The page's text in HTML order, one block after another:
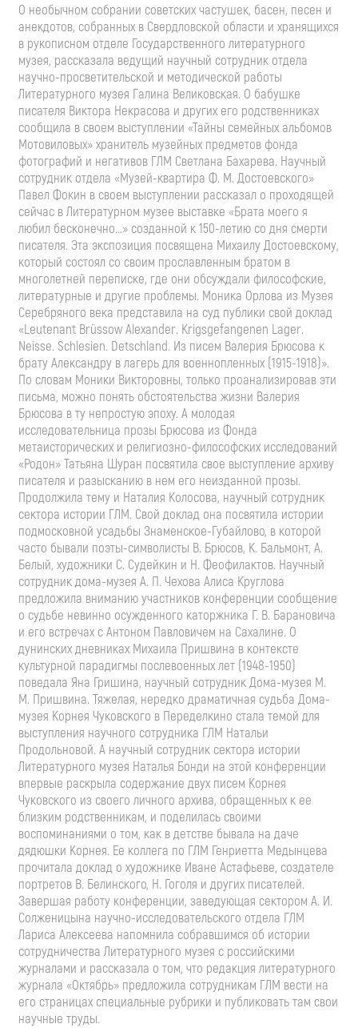
О необычном собрании советских частушек, басен, песен и
анекдотов, собранных в Свердловской области и хранящихся
в рукописном отделе Государственного литературного
музея, рассказала ведущий научный сотрудник отдела
научно-просветительской и методической работы
Литературного музея Галина Великовская. О бабушке
писателя Виктора Некрасова и других его родственниках
сообщила в своем выступлении «Тайны семейных альбомов
Мотовиловых» хранитель музейных предметов фонда
фотографий и негативов ГЛМ Светлана Бахарева. Научный
сотрудник отдела «Музей-квартира Ф. М. Достоевского»
Павел Фокин в своем выступлении рассказал о проходящей
сейчас в Литературном музее выставке «Брата моего я
любил бесконечно...» созданной к 150-летию со дня смерти
писателя. Эта экспозиция посвящена Михаилу Достоевскому,
который состоял со своим прославленным братом в
многолетней переписке, где они обсуждали философские,
литературные и другие проблемы. Моника Орлова из Музея
Серебряного века представила на суд публики свой доклад
«Leutenant Brüssow Alexander. Krigsgefangenen Lager.
Neisse. Schlesien. Detschland. Из писем Валерия Брюсова к
брату Александру в лагерь для военнопленных (1915-1918)».
По словам Моники Викторовны, только проанализировав эти
письма, можно понять обстоятельства жизни Валерия
Брюсова в ту непростую эпоху. А молодая
исследовательница прозы Брюсова из Фонда
метаисторических и религиозно-философских исследований
«Родон» Татьяна Шуран посвятила свое выступление архиву
писателя и разысканию в нем его неизданной прозы.
Продолжила тему и Наталия Колосова, научный сотрудник
сектора истории ГЛМ. Свой доклад она посвятила истории
подмосковной усадьбы Знаменское-Губайлово, в которой
часто бывали поэты-символисты В. Брюсов, К. Бальмонт, А.
Белый, художники С. Судейкин и Н. Феофилактов. Научный
сотрудник дома-музея А. П. Чехова Алиса Круглова
предложила вниманию участников конференции сообщение
о судьбе невинно осужденного каторжника Г. В. Барановича
и его встречах с Антоном Павловичем на Сахалине. О
дунинских дневниках Михаила Пришвина в контексте
культурной парадигмы послевоенных лет (1948-1950)
поведала Яна Гришина, научный сотрудник Дома-музея М.
М. Пришвина. Тяжелая, нередко драматичная судьба Дома-
музея Корнея Чуковского в Переделкино стала темой для
выступления научного сотрудника ГЛМ Натальи
Продольновой. А научный сотрудник сектора истории
Литературного музея Наталья Бонди на этой конференции
впервые раскрыла содержание двух писем Корнея
Чуковского из своего личного архива, обращенных к ее
близким родственникам, и поделилась своими
воспоминаниями о том, как в детстве бывала на даче
дядюшки Корнея. Ее коллега по ГЛМ Генриетта Медынцева
прочитала доклад о художнике Иване Астафьеве, создателе
портретов В. Белинского, Н. Гоголя и других писателей.
Завершая работу конференции, заведующая сектором А. И.
Солженицына научно-исследовательского отдела ГЛМ
Лариса Алексеева напомнила собравшимся об истории
сотрудничества Литературного музея с российскими
журналами и рассказала о том, что редакция литературного
журнала «Октябрь» предложила сотрудникам ГЛМ вести на
его страницах специальные рубрики и публиковать там свои
научные труды.